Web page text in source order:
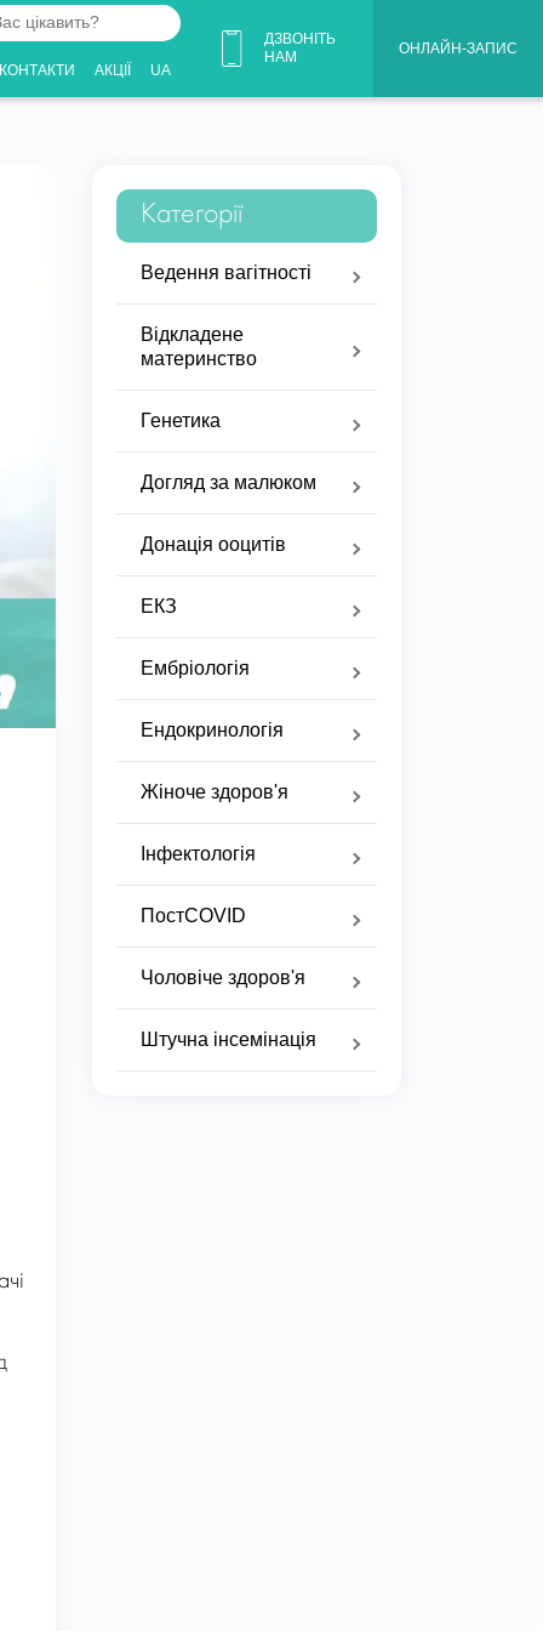
КОНТАКТИ АКЦІЇ UA
ДЗВОНІТЬ
НАМ
ОНЛАЙН-ЗАПИС
Категорії
Ведення вагітності
Відкладене
материнство
Генетика
Догляд за малюком
Донація ооцитів
ЕКЗ
Ембріологія
Ендокринологія
Жіноче здоров'я
Інфектологія
ПостCOVID
Чоловіче здоров'я
Штучна інсемінація